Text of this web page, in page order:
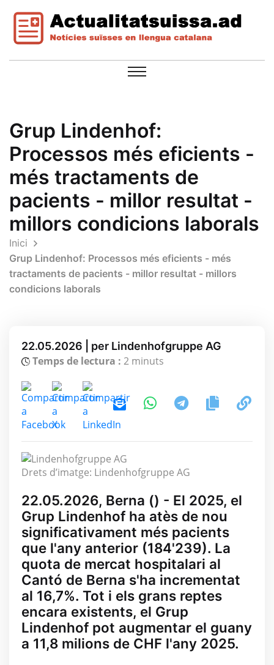
Grup Lindenhof:
Processos més eficients -
més tractaments de
pacients - millor resultat -
millors condicions laborals
Inici
Grup Lindenhof: Processos més eficients - més
tractaments de pacients - millor resultat - millors
condicions laborals
22.05.2026 | per Lindenhofgruppe AG
Temps de lectura : 2 minuts
Drets d’imatge: Lindenhofgruppe AG
22.05.2026, Berna () - El 2025, el
Grup Lindenhof ha atès de nou
significativament més pacients
que l'any anterior (184'239). La
quota de mercat hospitalari al
Cantó de Berna s'ha incrementat
al 16,7%. Tot i els grans reptes
encara existents, el Grup
Lindenhof pot augmentar el guany
a 11,8 milions de CHF l'any 2025.